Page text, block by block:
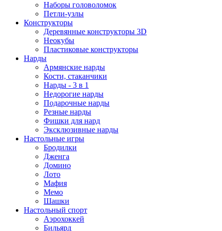
Наборы головоломок
Петли-узлы
Конструкторы
Деревянные конструкторы 3D
Неокубы
Пластиковые конструкторы
Нарды
Армянские нарды
Кости, стаканчики
Нарды - 3 в 1
Недорогие нарды
Подарочные нарды
Резные нарды
Фишки для нард
Эксклюзивные нарды
Настольные игры
Бродилки
Дженга
Домино
Лото
Мафия
Мемо
Шашки
Настольный спорт
Аэрохоккей
Бильярд